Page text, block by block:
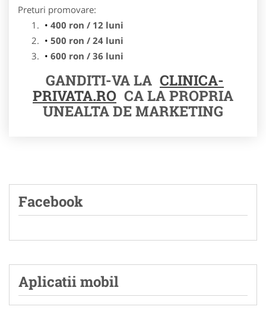
Preturi promovare:
400 ron / 12 luni
500 ron / 24 luni
600 ron / 36 luni
GANDITI-VA LA CLINICA-
PRIVATA.RO CA LA PROPRIA
UNEALTA DE MARKETING
Facebook
Aplicatii mobil